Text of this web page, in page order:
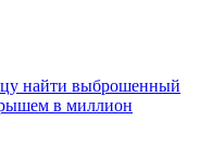
найти выброшенный
в миллион